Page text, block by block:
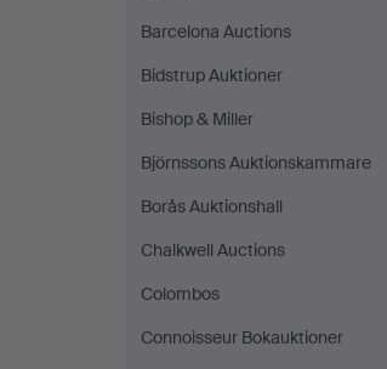
Barcelona Auctions
Bidstrup Auktioner
Bishop & Miller
Björnssons Auktionskammare
Borås Auktionshall
Chalkwell Auctions
Colombos
Connoisseur Bokauktioner